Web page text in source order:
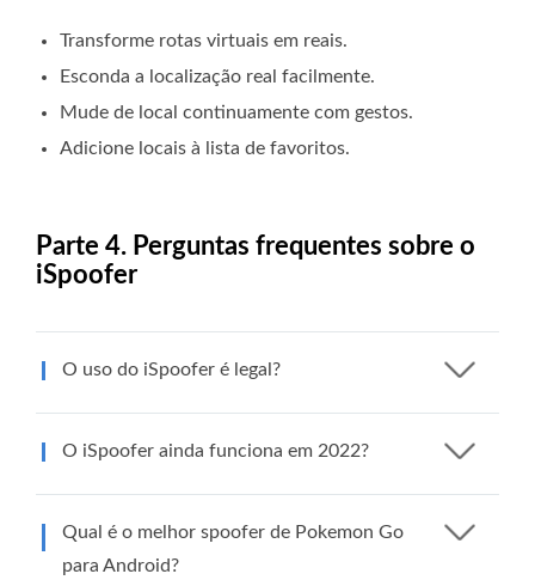
Transforme rotas virtuais em reais.
Esconda a localização real facilmente.
Mude de local continuamente com gestos.
Adicione locais à lista de favoritos.
Parte 4. Perguntas frequentes sobre o
iSpoofer
O uso do iSpoofer é legal?
O iSpoofer ainda funciona em 2022?
Qual é o melhor spoofer de Pokemon Go
para Android?